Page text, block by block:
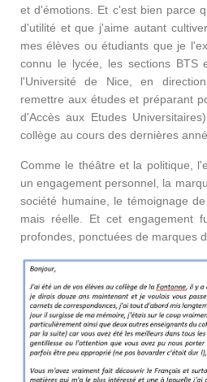
et d'émotions. Et c'est bien parce
d'utilité et que j'aime autant
mes élèves ou étudiants que je
connu le lycée, les sections BTS
l'Université de Nice, en
remettre aux études et préparant
d'Accès aux Etudes
collège au cours des dernières
Comme le théâtre et la politique,
un engagement personnel, la
société humaine, le témoignage
mais réelle. Et cet engagement
profondes, ponctuées de marques